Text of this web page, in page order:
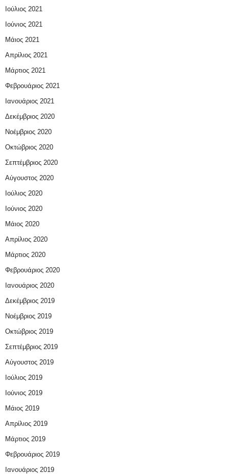
Ιούλιος 2021
Ιούνιος 2021
Μάιος 2021
Απρίλιος 2021
Μάρτιος 2021
Φεβρουάριος 2021
Ιανουάριος 2021
Δεκέμβριος 2020
Νοέμβριος 2020
Οκτώβριος 2020
Σεπτέμβριος 2020
Αύγουστος 2020
Ιούλιος 2020
Ιούνιος 2020
Μάιος 2020
Απρίλιος 2020
Μάρτιος 2020
Φεβρουάριος 2020
Ιανουάριος 2020
Δεκέμβριος 2019
Νοέμβριος 2019
Οκτώβριος 2019
Σεπτέμβριος 2019
Αύγουστος 2019
Ιούλιος 2019
Ιούνιος 2019
Μάιος 2019
Απρίλιος 2019
Μάρτιος 2019
Φεβρουάριος 2019
Ιανουάριος 2019